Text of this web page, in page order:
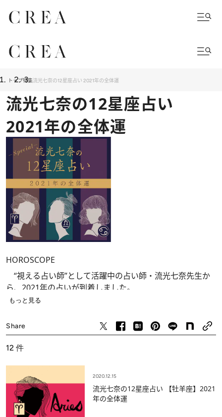
トップ特集流光七奈の12星座占い 2021年の全体運
流光七奈の12星座占い
2021年の全体運
HOROSCOPE
“視える占い師”として活躍中の占い師・流光七奈先生か
ら、2021年の占いが到着しました。
来が待っているのでしょうか？
すぐ隣でエールを送ってくれているような、先生の温か
いメッセージをお楽しみください。
もっと見る
Share
12 件
2020.12.15
流光七奈の12星座占い 【牡羊座】2021
年の全体運